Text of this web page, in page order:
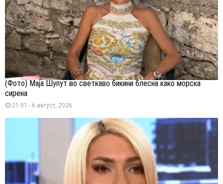
(Фото) Маја Шупут во светкаво бикини блесна како морска
сирена
21:01 - 6 август, 2026